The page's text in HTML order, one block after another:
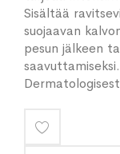
Sisältää
suojaavan
pesun jälkeen